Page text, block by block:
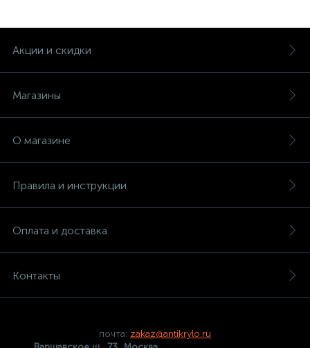
Акции и скидки
Магазины
О магазине
Правила и инструкции
Оплата и доставка
Контакты
почта: zakaz@antikrylo.ru